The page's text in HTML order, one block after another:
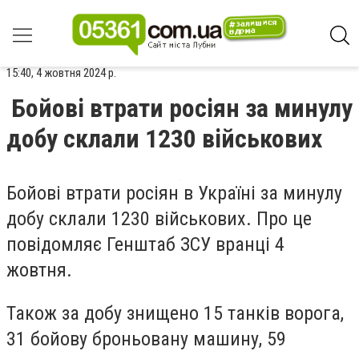
15:40, 4 жовтня 2024 р.
Бойові втрати росіян за минулу
добу склали 1230 військових
Бойові втрати росіян в Україні за минулу
добу склали 1230 військових. Про це
повідомляє Генштаб ЗСУ вранці 4
жовтня.
Також за добу знищено 15 танків ворога,
31 бойову броньовану машину, 59